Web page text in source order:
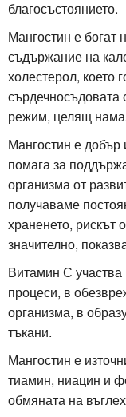
благосъстоянието.
Мангостин е богат
съдържание на
холестерол, което
сърдечносъдовата
режим, целящ
Мангостин е добър
помага за
организма от
получаваме
храненето, рискът
значително,
Витамин С участва
процеси, в
организма, в
тъкани.
Мангостин е
тиамин, ниацин и
обмяната на